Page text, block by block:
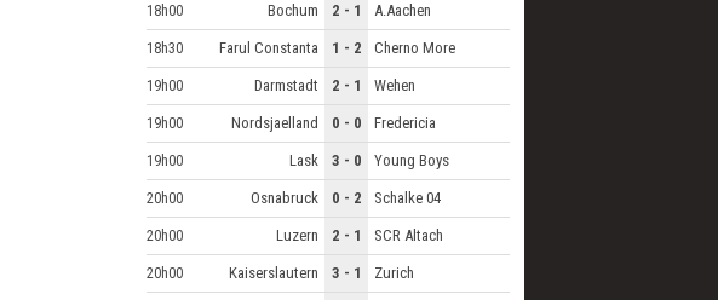
18h00 Bochum 2 - 1 A.Aachen
18h30 Farul Constanta 1 - 2 Cherno More
19h00 Darmstadt 2 - 1 Wehen
19h00 Nordsjaelland 0 - 0 Fredericia
19h00 Lask 3 - 0 Young Boys
20h00 Osnabruck 0 - 2 Schalke 04
20h00 Luzern 2 - 1 SCR Altach
20h00 Kaiserslautern 3 - 1 Zurich